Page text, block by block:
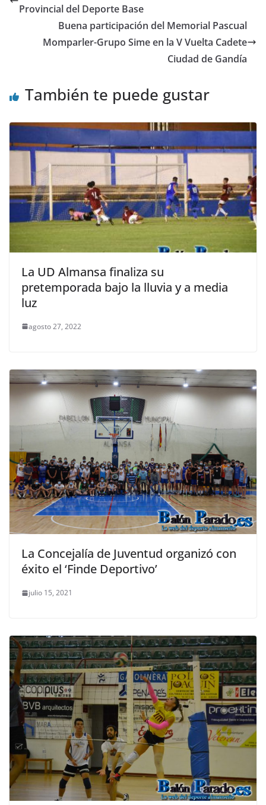
Provincial del Deporte Base
Buena participación del Memorial Pascual
Momparler-Grupo Sime en la V Vuelta Cadete
Ciudad de Gandía
También te puede gustar
La UD Almansa finaliza su
pretemporada bajo la lluvia y a media
luz
agosto 27, 2022
La Concejalía de Juventud organizó con
éxito el ‘Finde Deportivo’
julio 15, 2021